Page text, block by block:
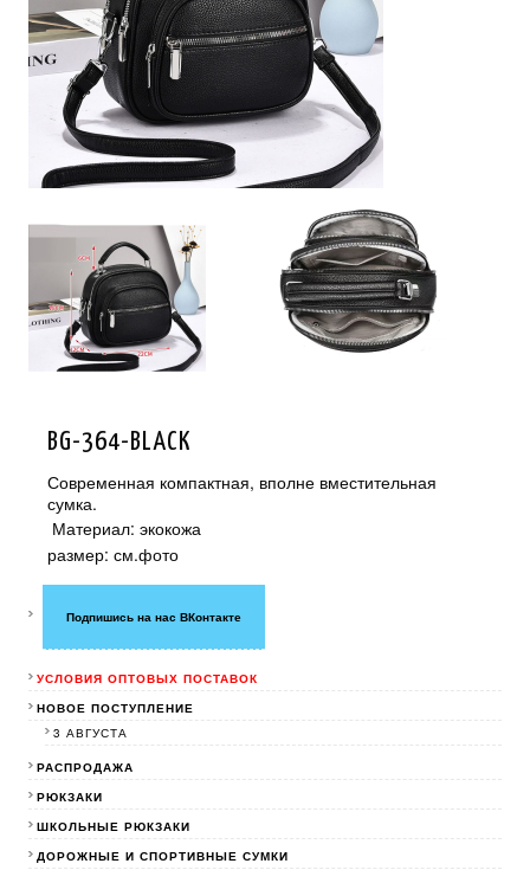
BG-364-BLACK
Современная компактная, вполне вместительная
сумка.
Материал: экокожа
размер: см.фото
Подпишись на нас ВКонтакте
УСЛОВИЯ ОПТОВЫХ ПОСТАВОК
НОВОЕ ПОСТУПЛЕНИЕ
3 АВГУСТА
РАСПРОДАЖА
РЮКЗАКИ
ШКОЛЬНЫЕ РЮКЗАКИ
ДОРОЖНЫЕ И СПОРТИВНЫЕ СУМКИ